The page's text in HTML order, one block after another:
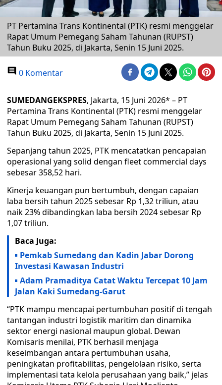
PT Pertamina Trans Kontinental (PTK) resmi menggelar
Rapat Umum Pemegang Saham Tahunan (RUPST)
Tahun Buku 2025, di Jakarta, Senin 15 Juni 2025.
0 Komentar
SUMEDANGEKSPRES, Jakarta, 15 Juni 2026* – PT
Pertamina Trans Kontinental (PTK) resmi menggelar
Rapat Umum Pemegang Saham Tahunan (RUPST)
Tahun Buku 2025, di Jakarta, Senin 15 Juni 2025.
Sepanjang tahun 2025, PTK mencatatkan pencapaian
operasional yang solid dengan fleet commercial days
sebesar 358,52 hari.
Kinerja keuangan pun bertumbuh, dengan capaian
laba bersih tahun 2025 sebesar Rp 1,32 triliun, atau
naik 23% dibandingkan laba bersih 2024 sebesar Rp
1,07 triliun.
Baca Juga:
Pemkab Sumedang dan Kadin Jabar Dorong
Investasi Kawasan Industri
Adam Pramaditya Catat Waktu Tercepat 10 Jam
Jalan Kaki Sumedang-Garut
“PTK mampu mencapai pertumbuhan positif di tengah
tantangan industri logistik maritim dan dinamika
sektor energi nasional maupun global. Dewan
Komisaris menilai, PTK berhasil menjaga
keseimbangan antara pertumbuhan usaha,
peningkatan profitabilitas, pengelolaan risiko, serta
implementasi tata kelola perusahaan yang baik,” jelas